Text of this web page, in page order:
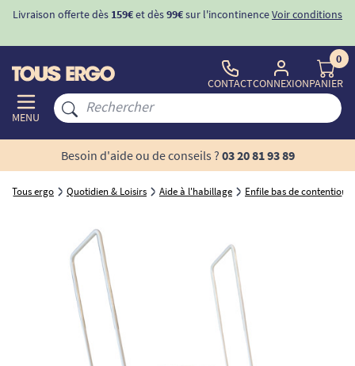
Livraison offerte dès 159€et dès99€sur l'incontinenceVoir conditions
MENU
CONTACTCONNEXION
0
PANIER
Besoin d'aide ou de conseils ? 03 20 81 93 89
Tous ergo Quotidien & Loisirs Aide à l'habillage Enfile bas de contention